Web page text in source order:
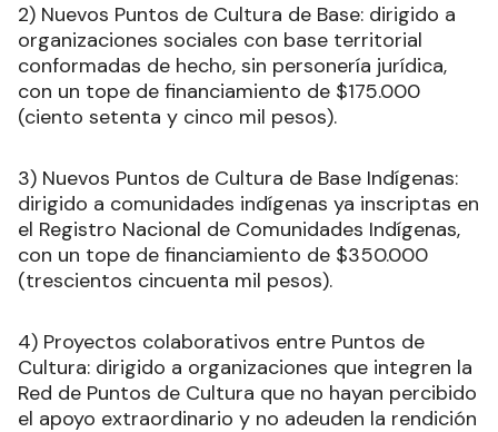
2) Nuevos Puntos de Cultura de Base: dirigido a
organizaciones sociales con base territorial
conformadas de hecho, sin personería jurídica,
con un tope de financiamiento de $175.000
(ciento setenta y cinco mil pesos).
3) Nuevos Puntos de Cultura de Base Indígenas:
dirigido a comunidades indígenas ya inscriptas en
el Registro Nacional de Comunidades Indígenas,
con un tope de financiamiento de $350.000
(trescientos cincuenta mil pesos).
4) Proyectos colaborativos entre Puntos de
Cultura: dirigido a organizaciones que integren la
Red de Puntos de Cultura que no hayan percibido
el apoyo extraordinario y no adeuden la rendición